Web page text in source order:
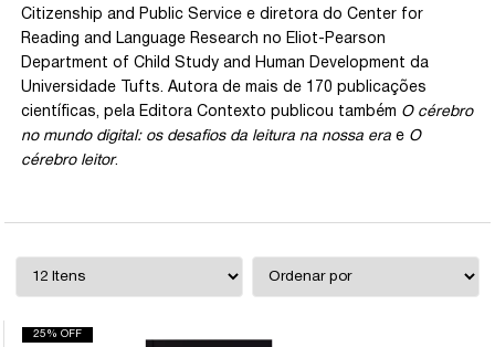
Citizenship and Public Service e diretora do Center for
Reading and Language Research no Eliot-Pearson
Department of Child Study and Human Development da
Universidade Tufts. Autora de mais de 170 publicações
científicas, pela Editora Contexto publicou também O cérebro
no mundo digital: os desafios da leitura na nossa era e O
cérebro leitor.
25% OFF